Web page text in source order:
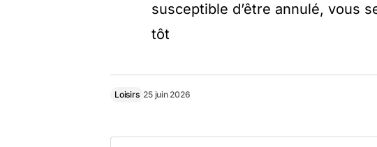
susceptible d’être annulé, vous
tôt
Loisirs 25 juin 2026